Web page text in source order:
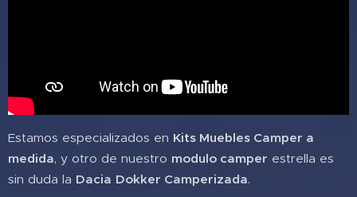
Estamos especializados en Kits Muebles Camper a
medida, y otro de nuestro modulo camper estrella es
sin duda la Dacia Dokker Camperizada.